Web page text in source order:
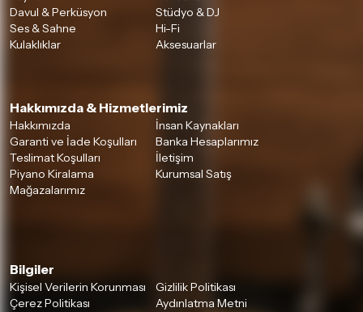
Detaylar için
Davul & Perküsyon
Stüdyo & DJ
Ses & Sahne
Hi-Fi
Kulaklıklar
Aksesuarlar
Hakkımızda & Hizmetlerimiz
Hakkımızda
İnsan Kaynakları
Garanti ve İade Koşulları
Banka Hesaplarımız
Teslimat Koşulları
İletişim
Piyano Kiralama
Kurumsal Satış
Mağazalarımız
Bilgiler
Kişisel Verilerin Korunması
Gizlilik Politikası
Çerez Politikası
Aydınlatma Metni